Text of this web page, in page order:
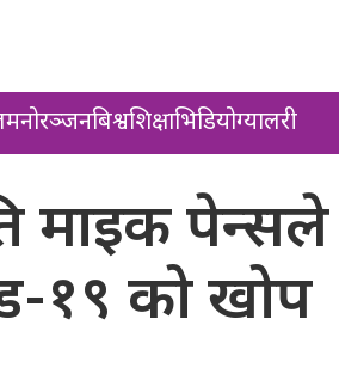
मनोरञ्जनबिश्वशिक्षाभिडियोग्यालरी
माइक
१९ को खोप